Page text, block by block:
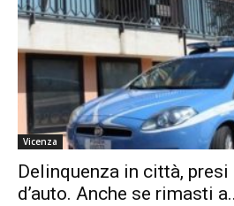
Vicenza
Delinquenza in città,
d’auto. Anche se rimasti